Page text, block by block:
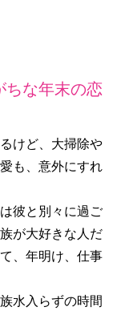
ちな年末の恋
けど、大掃除や
も、意外にすれ
彼と別々に過ご
が大好きな人だ
、年明け、仕事
水入らずの時間